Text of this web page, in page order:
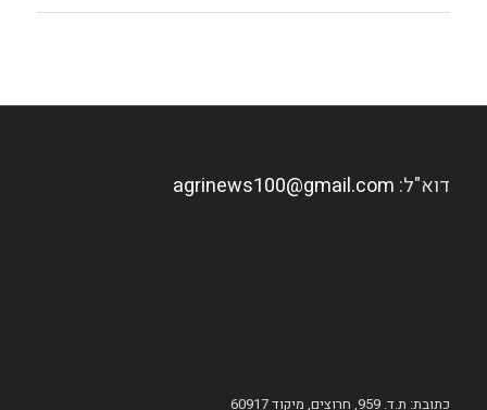
דוא"ל: agrinews100@gmail.com
כתובת: ת.ד. 959, חרוצים, מיקוד 60917